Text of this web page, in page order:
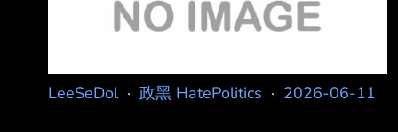
LeeSeDol· 政黑 HatePolitics · 2026-06-11